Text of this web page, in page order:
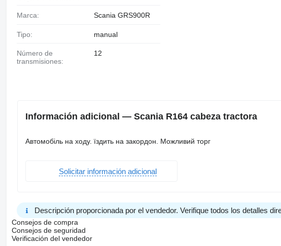
Marca: Scania GRS900R
Tipo: manual
Número de
transmisiones:
12
Información adicional — Scania R164 cabeza tractora
Автомобіль на ходу. їздить на закордон. Можливий торг
Solicitar información adicional
Descripción proporcionada por el vendedor. Verifique todos los detalles
Consejos de compra
Consejos de seguridad
Verificación del vendedor